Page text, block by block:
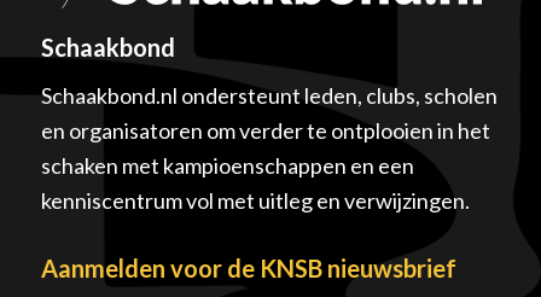
Schaakbond
Schaakbond.nl ondersteunt leden, clubs, scholen
en organisatoren om verder te ontplooien in het
schaken met kampioenschappen en een
kenniscentrum vol met uitleg en verwijzingen.
Aanmelden voor de KNSB nieuwsbrief